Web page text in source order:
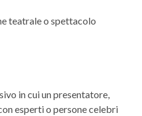
teatrale o spettacolo
in cui un presentatore,
esperti o persone celebri